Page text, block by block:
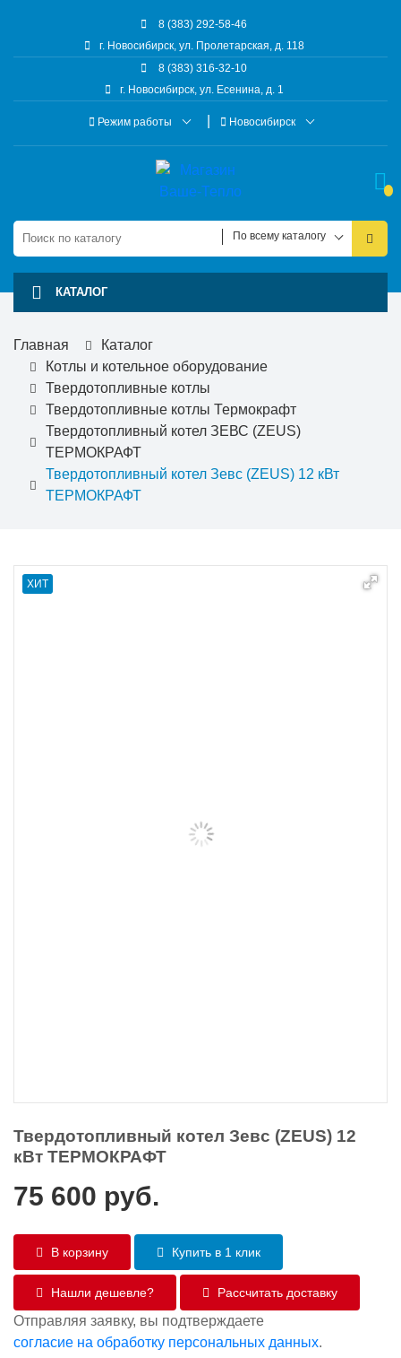
8 (383) 292-58-46
г. Новосибирск, ул. Пролетарская, д. 118
8 (383) 316-32-10
г. Новосибирск, ул. Есенина, д. 1
Режим работы Новосибирск
По всему каталогу
КАТАЛОГ
Главная
Каталог
Котлы и котельное оборудование
Твердотопливные котлы
Твердотопливные котлы Термокрафт
Твердотопливный котел ЗЕВС (ZEUS)
ТЕРМОКРАФТ
Твердотопливный котел Зевс (ZEUS) 12 кВт
ТЕРМОКРАФТ
ХИТ
Твердотопливный котел Зевс (ZEUS) 12
кВт ТЕРМОКРАФТ
75 600 руб.
В корзину Купить в 1 клик
Нашли дешевле? Рассчитать доставку
Отправляя заявку, вы подтверждаете
согласие на обработку персональных данных.